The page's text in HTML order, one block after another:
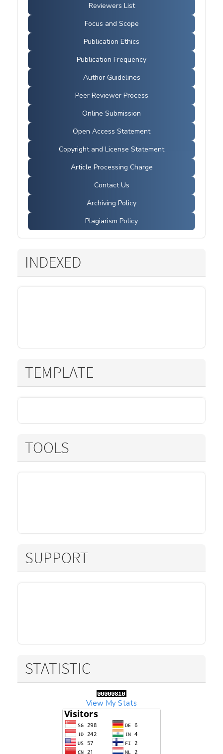
Reviewers List
Focus and Scope
Publication Ethics
Publication Frequency
Author Guidelines
Peer Reviewer Process
Online Submission
Open Access Statement
Copyright and License Statement
Article Processing Charge
Contact Us
Archiving Policy
Plagiarism Policy
INDEXED
TEMPLATE
TOOLS
SUPPORT
STATISTIC
View My Stats